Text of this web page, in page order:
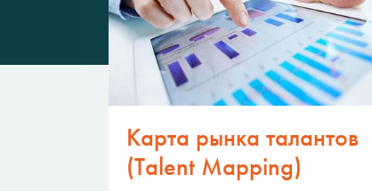
Карта рынка талантов
(Talent Mapping)